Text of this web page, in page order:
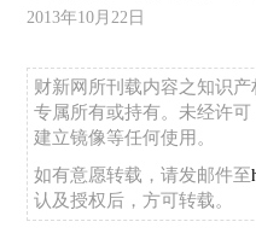
2013年10月22日
财新网所刊载内容之知识
专属所有或持有。未经许
建立镜像等任何使用。
如有意愿转载，请发邮件至
认及授权后，方可转载。